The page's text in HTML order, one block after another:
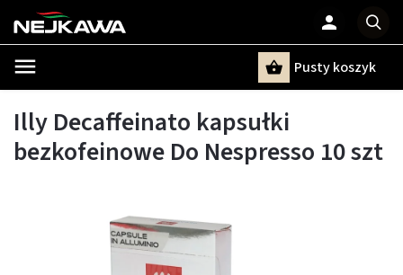
Pusty koszyk
Illy Decaffeinato kapsułki
bezkofeinowe Do Nespresso 10 szt